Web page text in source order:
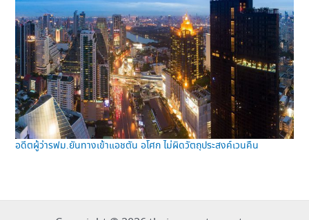
อดีตผู้ว่ารฟม.ยันทางเข้าแอชตัน อโศก ไม่ผิดวัตถุประสงค์เวนคืน